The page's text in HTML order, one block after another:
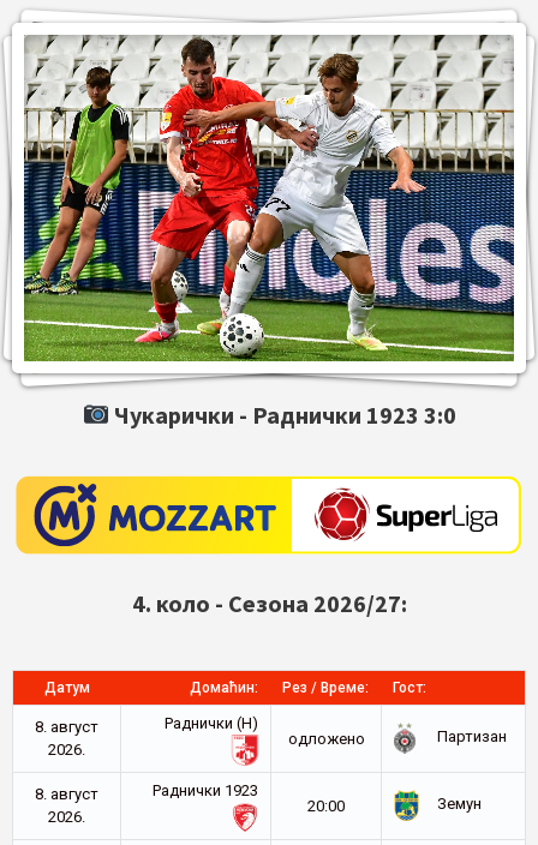
Чукарички - Раднички 1923 3:0
4. коло - Сезона 2026/27:
Датум Домаћин: Рез / Време: Гост:
8. август
2026.
Раднички (Н)
oдложено
Партизан
8. август
2026.
Раднички 1923
20:00
Земун